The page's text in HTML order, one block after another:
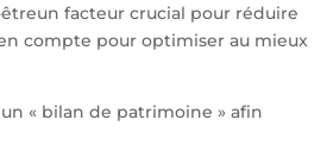
facteur crucial pour réduire
compte pour optimiser au mieux
« bilan de patrimoine » afin